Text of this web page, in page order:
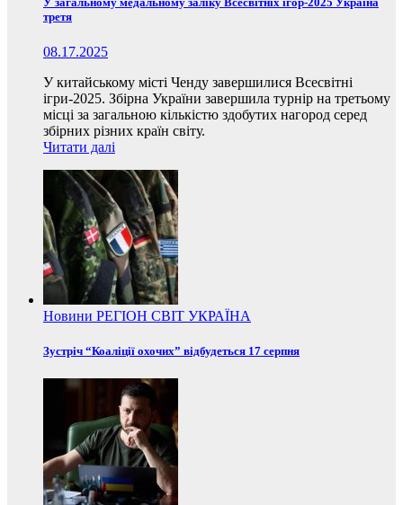
третя
08.17.2025
У китайському місті Ченду завершилися Всесвітні
ігри-2025. Збірна України завершила турнір на третьому
місці за загальною кількістю здобутих нагород серед
збірних різних країн світу.
Читати далі
Новини РЕГІОН СВІТ УКРАЇНА
Зустріч “Коаліції охочих” відбудеться 17 серпня